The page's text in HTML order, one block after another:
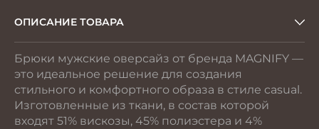
ОПИСАНИЕ ТОВАРА
Брюки мужские оверсайз от бренда MAGNIFY —
это идеальное решение для создания
стильного и комфортного образа в стиле casual.
Изготовленные из ткани, в состав которой
входят 51% вискозы, 45% полиэстера и 4%